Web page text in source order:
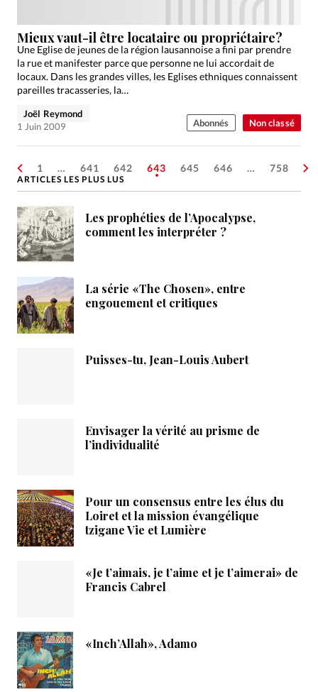
Non classé
Mieux vaut-il être locataire ou propriétaire?
Une Eglise de jeunes de la région lausannoise a fini par prendre
la rue et manifester parce que personne ne lui accordait de
locaux. Dans les grandes villes, les Eglises ethniques connaissent
pareilles tracasseries, la…
Joël Reymond
1 Juin 2009
Abonnés
1 … 641 642 643 645 646 … 758
ARTICLES LES PLUS LUS
Les prophéties de l’Apocalypse,
comment les interpréter ?
La série «The Chosen», entre
engouement et critiques
Puisses-tu, Jean-Louis Aubert
Envisager la vérité au prisme de
l’individualité
Pour un consensus entre les élus du
Loiret et la mission évangélique
tzigane Vie et Lumière
«Je t’aimais, je t’aime et je t’aimerai» de
Francis Cabrel
«Inch’Allah», Adamo